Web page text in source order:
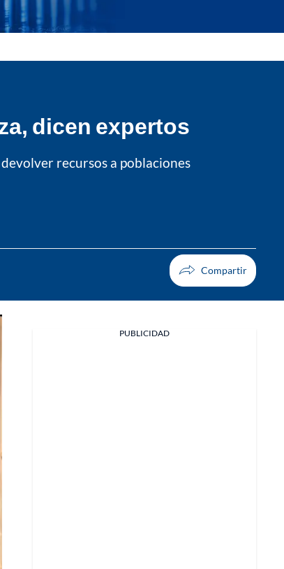
dicen expertos
recursos a poblaciones
PUBLICIDAD